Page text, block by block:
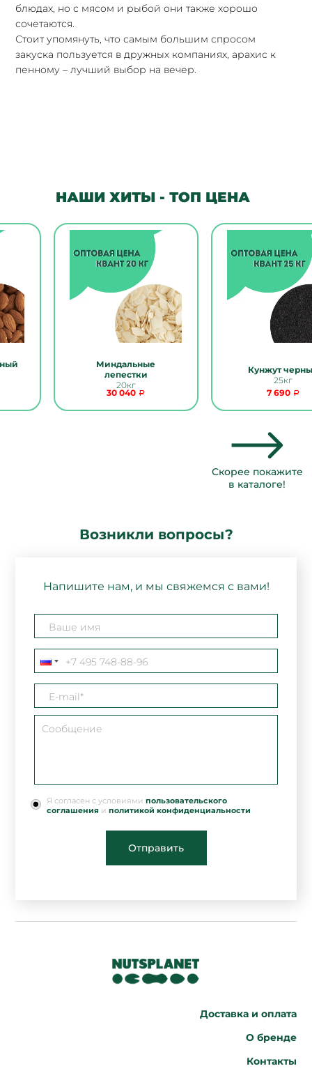
блюдах, но с мясом и рыбой они также хорошо
сочетаются.
Стоит упомянуть, что самым большим спросом
закуска пользуется в дружных компаниях, арахис к
пенному – лучший выбор на вечер.
НАШИ ХИТЫ - ТОП ЦЕНА
Миндальные
лепестки
20кг
30 040
Кунжут
25кг
7 690
Скорее покажите
в каталоге!
Возникли вопросы?
Напишите нам, и мы свяжемся с вами!
Я согласен с условиямипользовательского
соглашения иполитикой конфиденциальности
Отправить
Доставка и оплата
О бренде
Контакты